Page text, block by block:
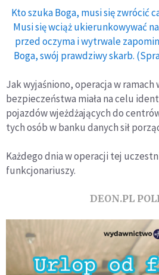
Kto szuka Boga, musi się zwrócić
Musi się wciąż ukierunkowywać
przed oczyma i wytrwale
Boga, swój prawdziwy skarb.
Jak wyjaśniono, operacja w
bezpieczeństwa miała na celu
pojazdów wjeżdżających do
tych osób w banku danych sił
Każdego dnia w operacji tej
funkcjonariuszy.
DEON.PL